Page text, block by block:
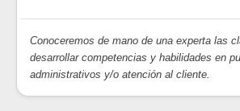
Conoceremos de mano de una experta las
desarrollar competencias y habilidades en
administrativos y/o atención al cliente.